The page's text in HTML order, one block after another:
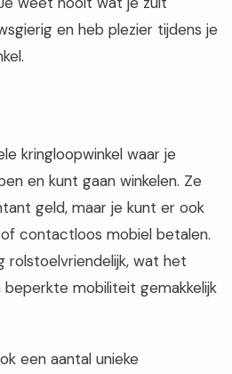
en heb plezier tijdens je
kringloopwinkel waar je
en kunt gaan winkelen. Ze
geld, maar je kunt er ook
contactloos mobiel betalen.
rolstoelvriendelijk, wat het
mobiliteit gemakkelijk
een aantal unieke